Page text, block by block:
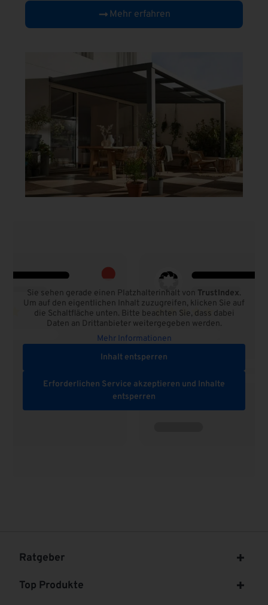
Mehr erfahren
Sie sehen gerade einen Platzhalterinhalt von TrustIndex.
Um auf den eigentlichen Inhalt zuzugreifen, klicken Sie auf
die Schaltfläche unten. Bitte beachten Sie, dass dabei
Daten an Drittanbieter weitergegeben werden.
Mehr Informationen
Inhalt entsperren
Erforderlichen Service akzeptieren und Inhalte
entsperren
Ratgeber
Top Produkte